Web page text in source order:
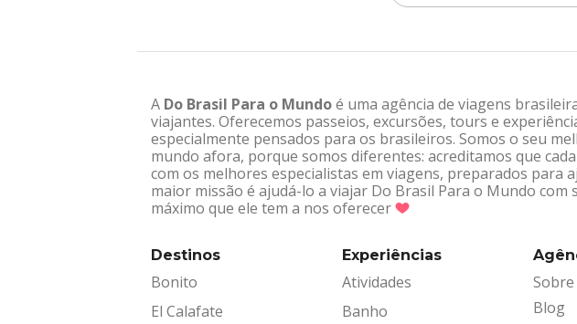
A Do Brasil Para o Mundoé uma agência de viagens
viajantes. Oferecemos passeios, excursões, tours e
especialmente pensados para os brasileiros. Somos o seu
mundo afora, porque somos diferentes: acreditamos que
com os melhores especialistas em viagens, preparados para
maior missão é ajudá-lo a viajar Do Brasil Para o Mundo
máximo que ele tem a nos oferecer
Destinos
Bonito
El Calafate
Experiências
Atividades
Banho
Sobre
Blog